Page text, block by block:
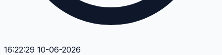
16:22:29 10-06-2026